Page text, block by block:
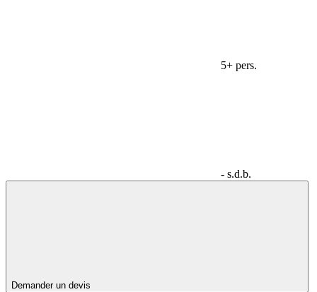
5+ pers.
- s.d.b.
Demander un devis